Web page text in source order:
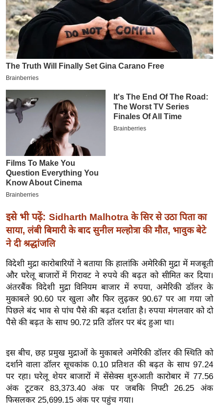
के
ट
I
P
L
2
2
6
क्रा
ई
-
पे
र
मि
सा
ल
बे
मि
सा
ल
ख्सि
य
त
यं
ग
इसे भी पढ़ें: Sidharth Malhotra के सिर से उठा पिता का
साया, लंबी बिमारी के बाद सुनील मल्होत्रा की मौत, भावुक बेटे
ने दी श्रद्धांजलि
विदेशी मुद्रा कारोबारियों ने बताया कि हालांकि अमेरिकी मुद्रा में मजबूती
और घरेलू बाजारों में गिरावट ने रुपये की बढ़त को सीमित कर दिया।
अंतरबैंक विदेशी मुद्रा विनियम बाजार में रुपया, अमेरिकी डॉलर के
मुकाबले 90.60 पर खुला और फिर लुढ़कर 90.67 पर आ गया जो
पिछले बंद भाव से पांच पैसे की बढ़त दर्शाता है। रुपया मंगलवार को दो
पैसे की बढ़त के साथ 90.72 प्रति डॉलर पर बंद हुआ था।
इस बीच, छह प्रमुख मुद्राओं के मुकाबले अमेरिकी डॉलर की स्थिति को
दर्शाने वाला डॉलर सूचकांक 0.10 प्रतिशत की बढ़त के साथ 97.24
पर रहा। घरेलू शेयर बाजारों में सेंसेक्स शुरुआती कारोबार में 77.56
अंक टूटकर 83,373.40 अंक पर जबकि निफ्टी 26.25 अंक
फिसलकर 25,699.15 अंक पर पहुंच गया।